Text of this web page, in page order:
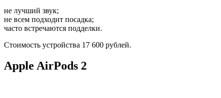
не лучший звук;
не всем подходит посадка;
часто встречаются подделки.
Стоимость устройства 17 600 рублей.
Apple AirPods 2